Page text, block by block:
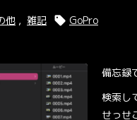
他 , 雑記  GoPro
備忘録
検索し
せっせ